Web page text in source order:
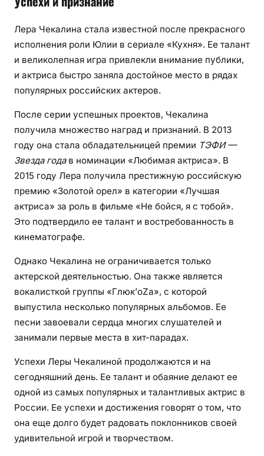
Лера Чекалина стала известной после прекрасного
исполнения роли Юлии в сериале «Кухня». Ее талант
и великолепная игра привлекли внимание публики,
и актриса быстро заняла достойное место в рядах
популярных российских актеров.
После серии успешных проектов, Чекалина
получила множество наград и признаний. В 2013
году она стала обладательницей премии ТЭФИ —
Звезда годав номинации «Любимая актриса». В
2015 году Лера получила престижную российскую
премию «Золотой орел» в категории «Лучшая
актриса» за роль в фильме «Не бойся, я с тобой».
Это подтвердило ее талант и востребованность в
кинематографе.
Однако Чекалина не ограничивается только
актерской деятельностью. Она также является
вокалисткой группы «Глюк’oZa», с которой
выпустила несколько популярных альбомов. Ее
песни завоевали сердца многих слушателей и
занимали первые места в хит-парадах.
Успехи Леры Чекалиной продолжаются и на
сегодняшний день. Ее талант и обаяние делают ее
одной из самых популярных и талантливых актрис в
России. Ее успехи и достижения говорят о том, что
она еще долго будет радовать поклонников своей
удивительной игрой и творчеством.